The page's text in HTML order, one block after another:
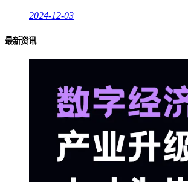
2024-12-03
最新资讯